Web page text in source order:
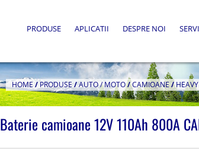
PRODUSE APLICATII DESPRE NOI
HOME/PRODUSE /AUTO / MOTO/CAMIOANE/
Baterie camioane 12V 110Ah 800A